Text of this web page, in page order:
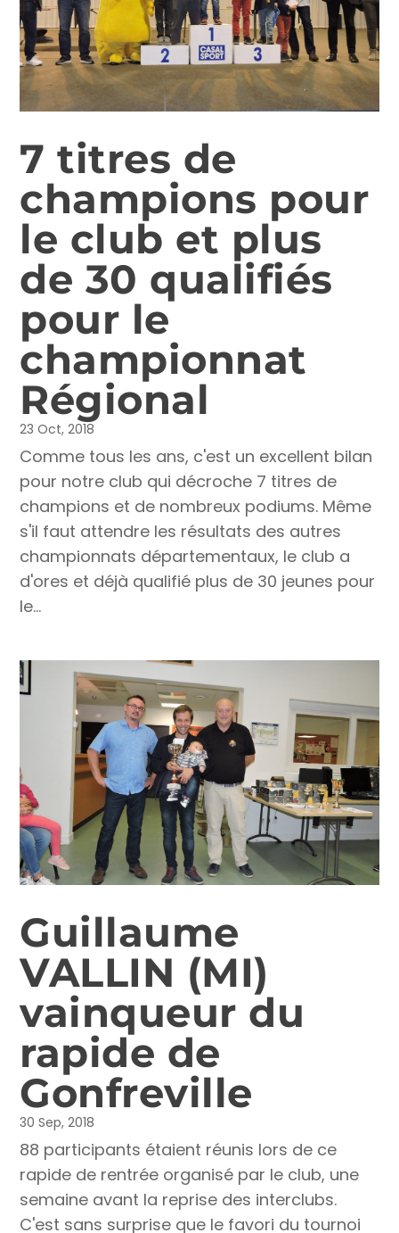
7 titres de
champions pour
le club et plus
de 30 qualifiés
pour le
championnat
Régional
23 Oct, 2018
Comme tous les ans, c'est un excellent bilan
pour notre club qui décroche 7 titres de
champions et de nombreux podiums. Même
s'il faut attendre les résultats des autres
championnats départementaux, le club a
d'ores et déjà qualifié plus de 30 jeunes pour
le...
Guillaume
VALLIN (MI)
vainqueur du
rapide de
Gonfreville
30 Sep, 2018
88 participants étaient réunis lors de ce
rapide de rentrée organisé par le club, une
semaine avant la reprise des interclubs.
C'est sans surprise que le favori du tournoi